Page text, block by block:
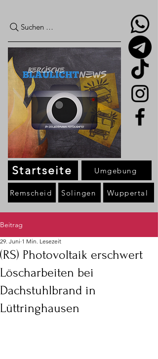
Suchen …
Startseite
Remscheid Solingen Wuppertal
Umgebung
Beitrag
(RS) Photovoltaik erschwert
Löscharbeiten bei
Dachstuhlbrand in
Lüttringhausen
29. Juni 1 Min. Lesezeit